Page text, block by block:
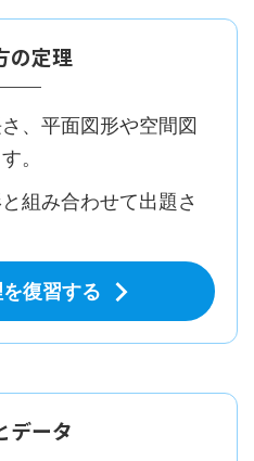
の定理
、平面図形や空間図
。
組み合わせて出題さ
復習する
データ